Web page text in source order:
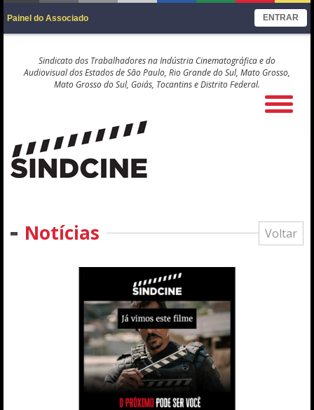
Painel do Associado ENTRAR
Sindicato dos Trabalhadores na Indústria Cinematográfica e do
Audiovisual dos Estados de São Paulo, Rio Grande do Sul, Mato Grosso,
Mato Grosso do Sul, Goiás, Tocantins e Distrito Federal.
Voltar
Notícias